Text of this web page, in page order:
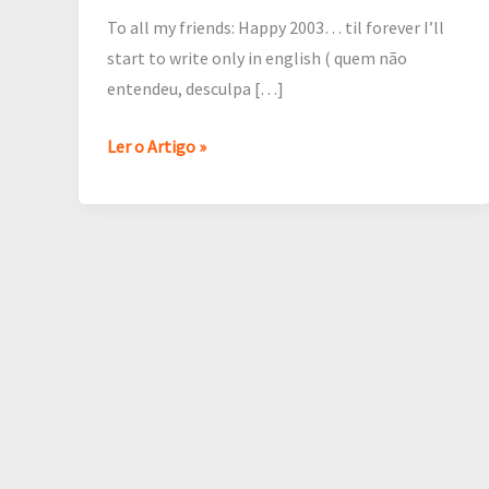
To all my friends: Happy 2003… til forever I’ll
start to write only in english ( quem não
entendeu, desculpa […]
Ler o Artigo »